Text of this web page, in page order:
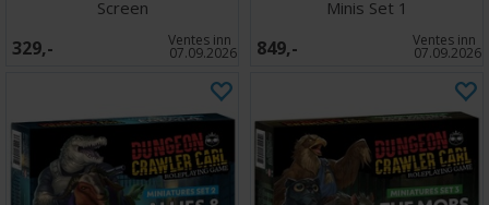
Screen
329,- Ventes inn
07.09.2026
Minis Set 1
849,- Ventes inn
07.09.2026